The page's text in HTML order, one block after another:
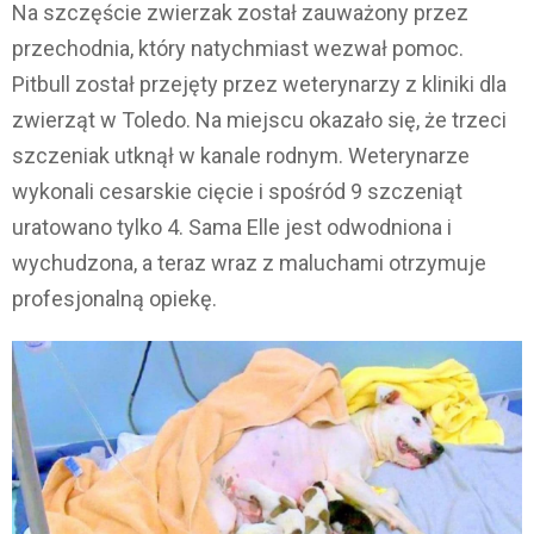
Na szczęście zwierzak został zauważony przez
przechodnia, który natychmiast wezwał pomoc.
Pitbull został przejęty przez weterynarzy z kliniki dla
zwierząt w Toledo. Na miejscu okazało się, że trzeci
szczeniak utknął w kanale rodnym. Weterynarze
wykonali cesarskie cięcie i spośród 9 szczeniąt
uratowano tylko 4. Sama Elle jest odwodniona i
wychudzona, a teraz wraz z maluchami otrzymuje
profesjonalną opiekę.